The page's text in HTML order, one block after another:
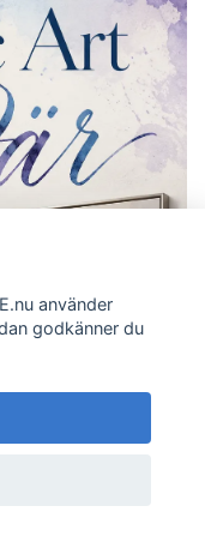
använder
godkänner du